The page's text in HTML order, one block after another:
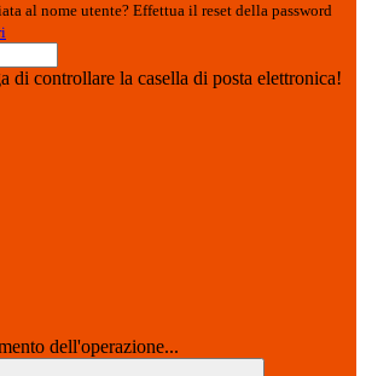
al nome utente? Effettua il reset della password
di controllare la casella di posta elettronica!
dell'operazione...